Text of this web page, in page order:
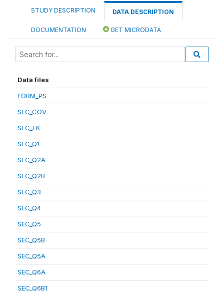
STUDY DESCRIPTION DATA DESCRIPTION
DOCUMENTATION GET MICRODATA
Data files
FORM_PS
SEC_COV
SEC_LK
SEC_Q1
SEC_Q2A
SEC_Q2B
SEC_Q3
SEC_Q4
SEC_Q5
SEC_Q5B
SEC_Q5A
SEC_Q6A
SEC_Q6B1